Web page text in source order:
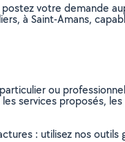
votre demande
à Saint-Amans,
ou
services proposés,
: utilisez nos